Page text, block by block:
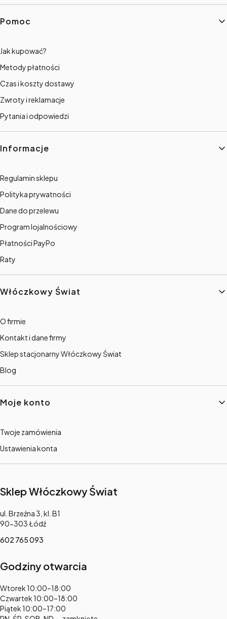
Linki w stopce
Pomoc
Jak kupować?
Metody płatności
Czas i koszty dostawy
Zwroty i reklamacje
Pytania i odpowiedzi
Informacje
Regulamin sklepu
Polityka prywatności
Dane do przelewu
Program lojalnościowy
Płatności PayPo
Raty
Włóczkowy Świat
O firmie
Kontakt i dane firmy
Sklep stacjonarny Włóczkowy Świat
Blog
Moje konto
Twoje zamówienia
Ustawienia konta
Sklep Włóczkowy Świat
Adres:
ul. Brzeźna 3, kl. B1
90-303 Łódź
602 765 093
Godziny otwarcia
Adres:
Wtorek 10:00–18:00
Czwartek 10:00–18:00
Piątek 10:00–17:00